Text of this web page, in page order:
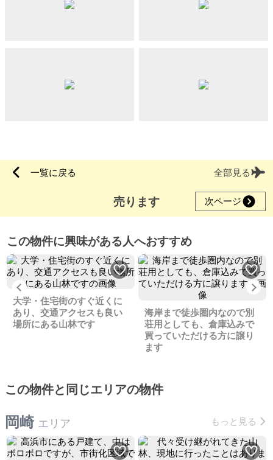
一覧に戻る 全部見る
売ります 次ページ
この物件に興味がある人へおすすめ
Previous
大学・住宅街のすぐ近くに
あり、交通アクセスも良い
場所にある山林です
海岸まで徒歩圏内なので別
荘用としても、倉庫込みで
買っていただける方に譲り
ます
この物件と同じエリアの物件
岡崎 エリア もっと見る